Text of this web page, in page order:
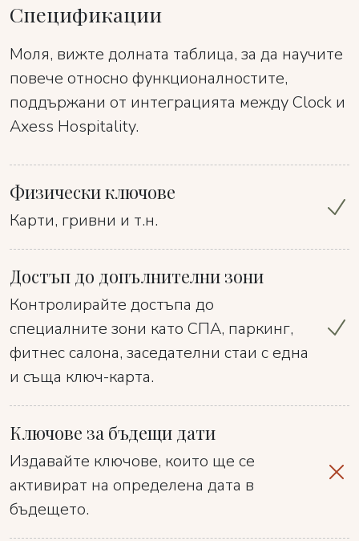
Спецификации
Моля, вижте долната таблица, за да научите
повече относно функционалностите,
поддържани от интеграцията между Clock и
Axess Hospitality.
Физически ключове
Карти, гривни и т.н.
Достъп до допълнителни зони
Контролирайте достъпа до
специалните зони като СПА, паркинг,
фитнес салона, заседателни стаи с една
и съща ключ-карта.
Ключове за бъдещи дати
Издавайте ключове, които ще се
активират на определена дата в
бъдещето.